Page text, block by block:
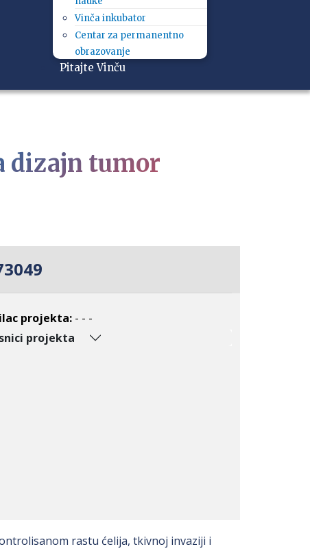
Vinča inkubator
Centar za permanentno
obrazovanje
Pitajte Vinču
dizajn tumor
projekta: - - -
projekta
rastu ćelija, tkivnoj invaziji i